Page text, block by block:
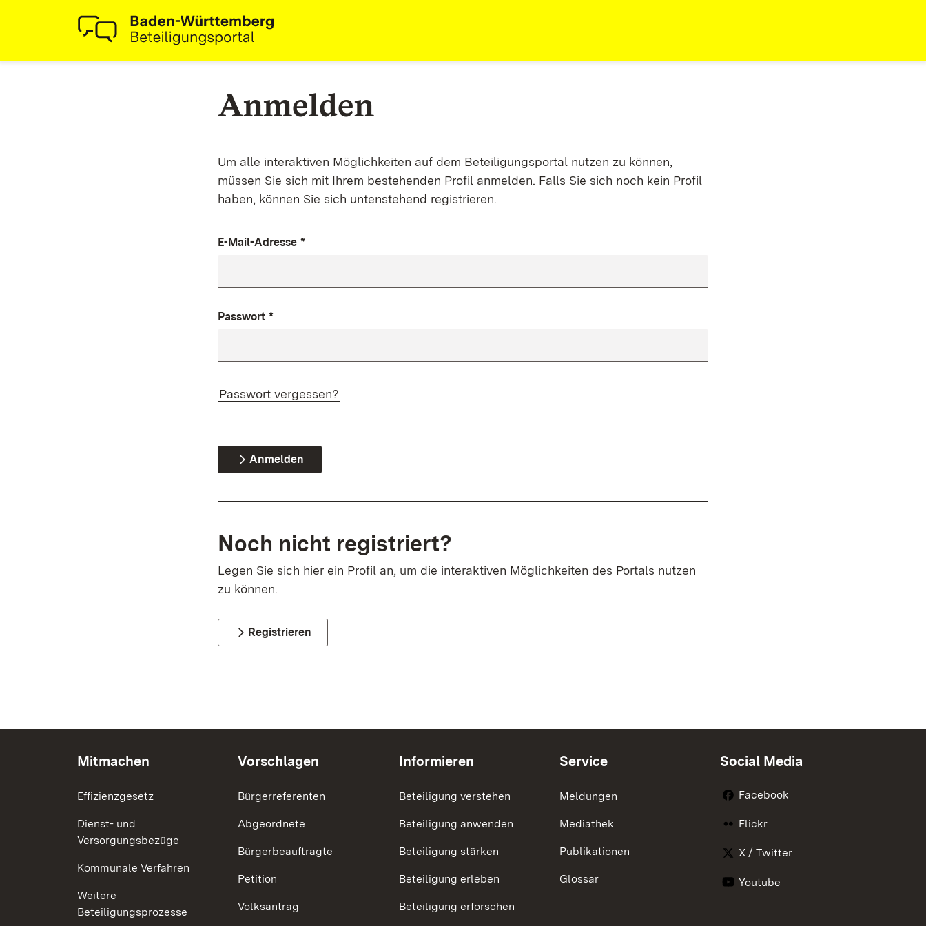
Anmelden
Um alle interaktiven Möglichkeiten auf dem Beteiligungsportal nutzen zu können,
müssen Sie sich mit Ihrem bestehenden Profil anmelden. Falls Sie sich noch kein Profil
haben, können Sie sich untenstehend registrieren.
E-Mail-Adresse *
Passwort *
Passwort vergessen?
Anmelden
Noch nicht registriert?
Legen Sie sich hier ein Profil an, um die interaktiven Möglichkeiten des Portals nutzen
zu können.
Registrieren
Mitmachen
Effizienzgesetz
Dienst- und
Versorgungsbezüge
Kommunale Verfahren
Weitere
Beteiligungsprozesse
Vorschlagen
Bürgerreferenten
Abgeordnete
Bürgerbeauftragte
Petition
Volksantrag
Informieren
Beteiligung verstehen
Beteiligung anwenden
Beteiligung stärken
Beteiligung erleben
Beteiligung erforschen
Service
Meldungen
Mediathek
Publikationen
Glossar
Social Media
Facebook
Flickr
X / Twitter
Youtube